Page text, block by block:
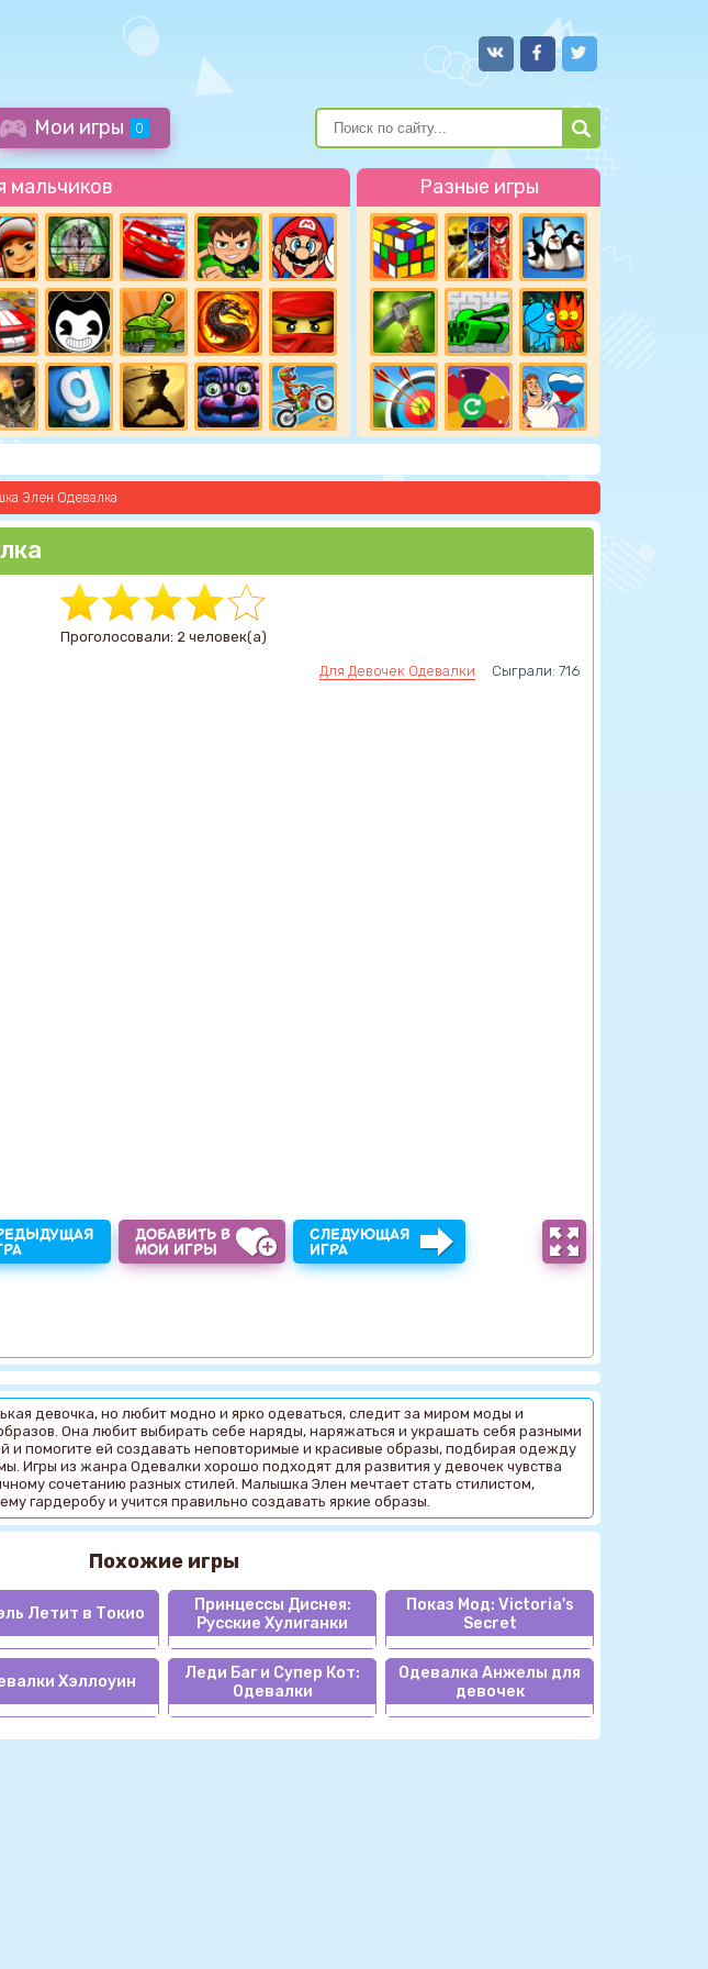
Мои игры 0
мальчиков Разные игры
Элен Одевалка
Проголосовали: 2 человек(а)
Для Девочек Одевалки Сыграли: 716
ДОБАВИТЬ В
МОИ ИГРЫ
СЛЕДУЮЩАЯ
ИГРА
девочка, но любит модно и ярко одеваться, следит за миром моды и
Она любит выбирать себе наряды, наряжаться и украшать себя разными
и помогите ей создавать неповторимые и красивые образы, подбирая одежду
Игры из жанра Одевалки хорошо подходят для развития у девочек чувства
сочетанию разных стилей. Малышка Элен мечтает стать стилистом,
гардеробу и учится правильно создавать яркие образы.
Похожие игры
Летит в Токио
Принцессы Диснея:
Русские Хулиганки
Показ Мод: Victoria's
Secret
Хэллоуин
Леди Баг и Супер Кот:
Одевалки
Одевалка Анжелы для
девочек